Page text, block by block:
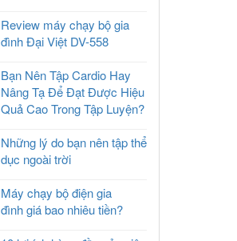
Review máy chạy bộ gia
đình Đại Việt DV-558
Bạn Nên Tập Cardio Hay
Nâng Tạ Để Đạt Được Hiệu
Quả Cao Trong Tập Luyện?
Những lý do bạn nên tập thể
dục ngoài trời
Máy chạy bộ điện gia
đình giá bao nhiêu tiền?